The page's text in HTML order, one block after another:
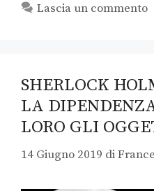
Lascia un commento
SHERLOCK
LA
LORO GLI
14 Giugno 2019 di